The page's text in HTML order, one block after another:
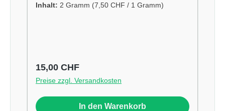
Inhalt: 2 Gramm (7,50 CHF / 1 Gramm)
Regulärer Preis:
15,00 CHF
Preise zzgl. Versandkosten
In den Warenkorb